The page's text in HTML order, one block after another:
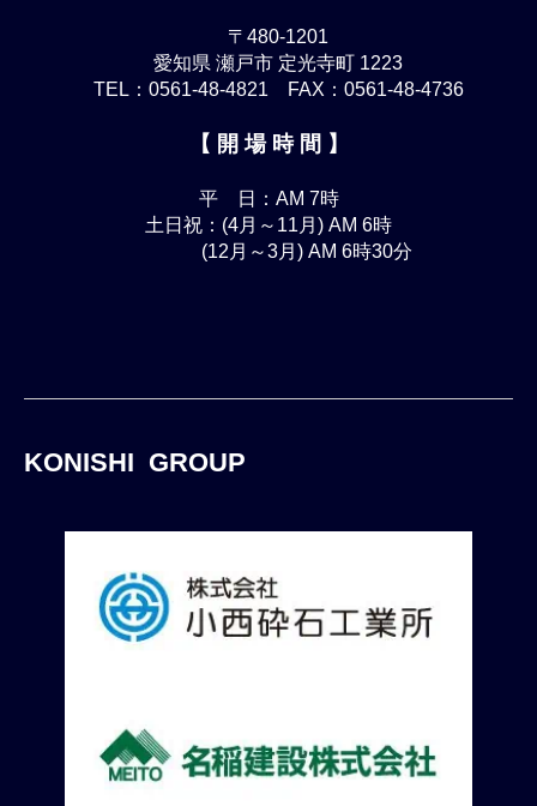
〒480-1201
愛知県 瀬戸市 定光寺町 1223
TEL：0561-48-4821 FAX：0561-48-4736
【 開 場 時 間 】
平 日：AM 7時
土日祝：(4月～11月) AM 6時
(12月～3月) AM 6時30分
KONISHI GROUP